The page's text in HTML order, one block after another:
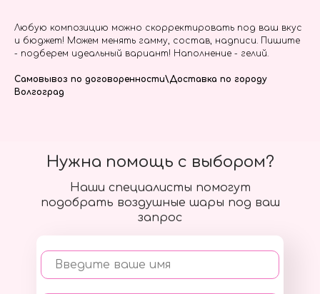
Любую композицию можно скорректировать под ваш вкус
и бюджет! Можем менять гамму, состав, надписи. Пишите
- подберем идеальный вариант! Наполнение - гелий.
Самовывоз по договоренности\Доставка по городу
Волгоград
Наши специалисты помогут
подобрать воздушные шары под ваш
запрос
Введите ваше имя
Нужна помощь с выбором?